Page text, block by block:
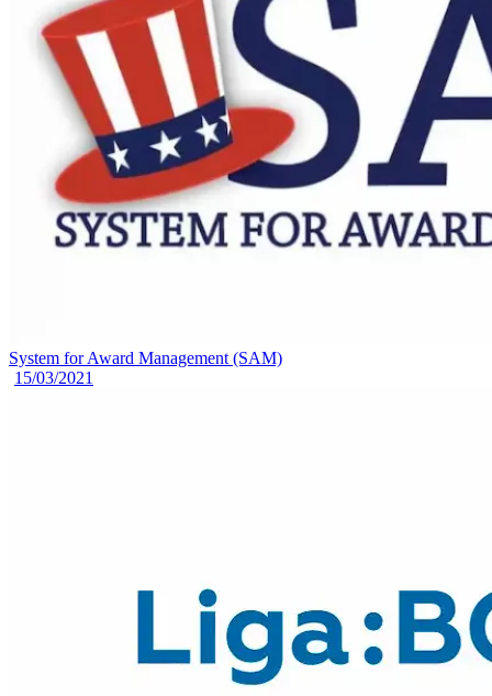
System for Award Management (SAM)
15/03/2021